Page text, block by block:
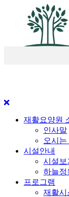
재활요양원
인사말
오시는
시설안내
시설보
하늘정
프로그램
재활시